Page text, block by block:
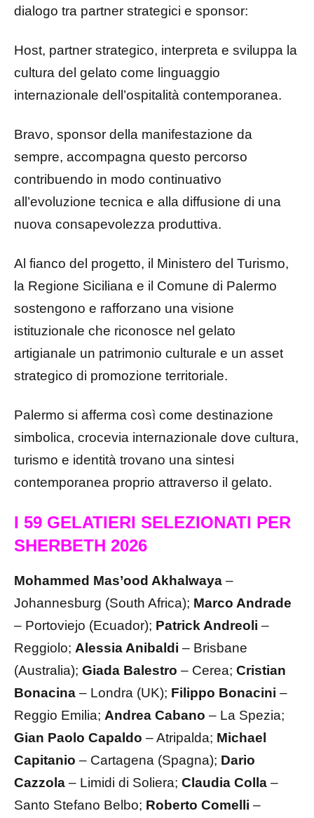
dialogo tra partner strategici e sponsor:
Host, partner strategico, interpreta e sviluppa la
cultura del gelato come linguaggio
internazionale dell’ospitalità contemporanea.
Bravo, sponsor della manifestazione da
sempre, accompagna questo percorso
contribuendo in modo continuativo
all’evoluzione tecnica e alla diffusione di una
nuova consapevolezza produttiva.
Al fianco del progetto, il Ministero del Turismo,
la Regione Siciliana e il Comune di Palermo
sostengono e rafforzano una visione
istituzionale che riconosce nel gelato
artigianale un patrimonio culturale e un asset
strategico di promozione territoriale.
Palermo si afferma così come destinazione
simbolica, crocevia internazionale dove cultura,
turismo e identità trovano una sintesi
contemporanea proprio attraverso il gelato.
I 59 GELATIERI SELEZIONATI PER
SHERBETH 2026
Mohammed Mas’ood Akhalwaya –
Johannesburg (South Africa); Marco Andrade
– Portoviejo (Ecuador); Patrick Andreoli –
Reggiolo; Alessia Anibaldi – Brisbane
(Australia); Giada Balestro – Cerea; Cristian
Bonacina – Londra (UK); Filippo Bonacini –
Reggio Emilia; Andrea Cabano – La Spezia;
Gian Paolo Capaldo – Atripalda; Michael
Capitanio – Cartagena (Spagna); Dario
Cazzola – Limidi di Soliera; Claudia Colla –
Santo Stefano Belbo; Roberto Comelli –